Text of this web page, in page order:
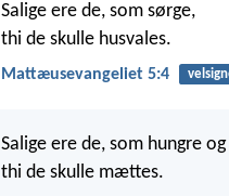
Salige ere de, som sørge,
thi de skulle husvales.
Mattæusevangeliet 5:4
Salige ere de, som hungre
thi de skulle mættes.